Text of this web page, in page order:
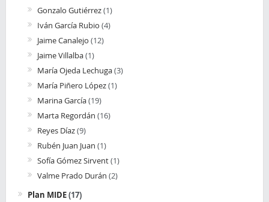
Gonzalo Gutiérrez(1)
Iván García Rubio (4)
Jaime Canalejo (12)
Jaime Villalba(1)
María Ojeda Lechuga(3)
María Piñero López(1)
Marina García(19)
Marta Regordán (16)
Reyes Díaz(9)
Rubén Juan Juan (1)
Sofía Gómez Sirvent(1)
Valme Prado Durán (2)
Plan MIDE(17)